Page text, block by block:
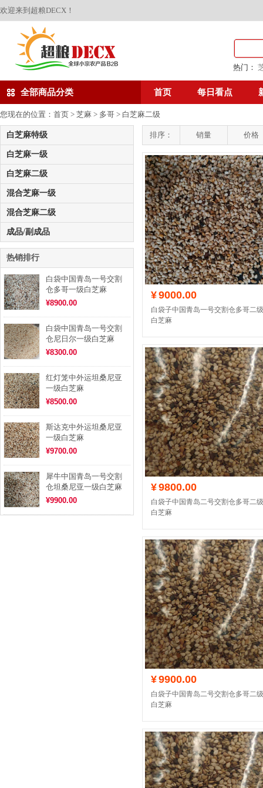
欢迎来到超粮DECX！
热门：
全部商品分类 首页 每日看点
您现在的位置： 首页 > 芝麻 > 多哥 > 白芝麻二级
白芝麻特级
白芝麻一级
白芝麻二级
混合芝麻一级
混合芝麻二级
成品/副成品
热销排行
白袋中国青岛一号交割
仓多哥一级白芝麻
¥8900.00
白袋中国青岛一号交割
仓尼日尔一级白芝麻
¥8300.00
红灯笼中外运坦桑尼亚
一级白芝麻
¥8500.00
斯达克中外运坦桑尼亚
一级白芝麻
¥9700.00
犀牛中国青岛一号交割
仓坦桑尼亚一级白芝麻
¥9900.00
排序： 销量 价格
¥9000.00
白袋子中国青岛一号交割仓多哥二级
白芝麻
¥9800.00
白袋子中国青岛二号交割仓多哥二级
白芝麻
¥9900.00
白袋子中国青岛二号交割仓多哥二级
白芝麻